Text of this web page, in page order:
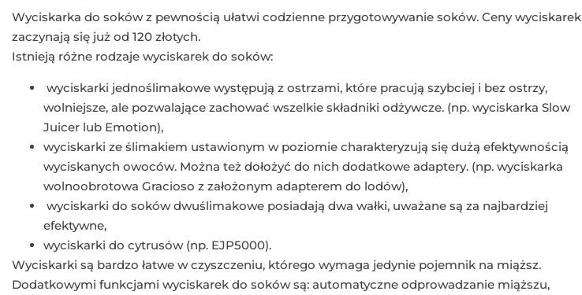
Wyciskarka do soków z pewnością ułatwi codzienne przygotowywanie soków. Ceny wyciskarek
zaczynają się już od 120 złotych.
Istnieją różne rodzaje wyciskarek do soków:
wyciskarki jednoślimakowe występują z ostrzami, które pracują szybciej i bez ostrzy,
wolniejsze, ale pozwalające zachować wszelkie składniki odżywcze. (np. wyciskarka Slow
Juicer lub Emotion),
wyciskarki ze ślimakiem ustawionym w poziomie charakteryzują się dużą efektywnością
wyciskanych owoców. Można też dołożyć do nich dodatkowe adaptery. (np. wyciskarka
wolnoobrotowa Gracioso z założonym adapterem do lodów),
wyciskarki do soków dwuślimakowe posiadają dwa wałki, uważane są za najbardziej
efektywne,
wyciskarki do cytrusów (np. EJP5000).
Wyciskarki są bardzo łatwe w czyszczeniu, którego wymaga jedynie pojemnik na miąższ.
Dodatkowymi funkcjami wyciskarek do soków są: automatyczne odprowadzanie miąższu,